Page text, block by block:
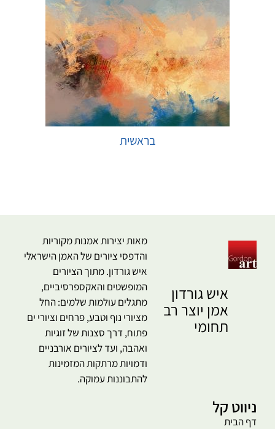
בראשית
איש גורדון
אמן יוצר רב
תחומי
מאות יצירות אמנות מקוריות
והדפסי ציורים של האמן הישראלי
איש גורדון. מתוך הציורים
המופשטים והאקספרסיביים,
מתגלים עולמות שלמים: החל
מציורי נוף וטבע, פרחים וציורי ים
פתוח, דרך סצנות של זוגיות
ואהבה, ועד לציורים אורבניים
ודמויות מרתקות המזמינות
להתבוננות עמוקה.
ניווט קל
דף הבית